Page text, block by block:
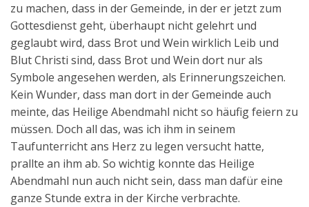
English
zu machen, dass in der Gemeinde, in der er jetzt zum
Gottesdienst geht, überhaupt nicht gelehrt und
geglaubt wird, dass Brot und Wein wirklich Leib und
Blut Christi sind, dass Brot und Wein dort nur als
Symbole angesehen werden, als Erinnerungszeichen.
Kein Wunder, dass man dort in der Gemeinde auch
meinte, das Heilige Abendmahl nicht so häufig feiern zu
müssen. Doch all das, was ich ihm in seinem
Taufunterricht ans Herz zu legen versucht hatte,
prallte an ihm ab. So wichtig konnte das Heilige
Abendmahl nun auch nicht sein, dass man dafür eine
ganze Stunde extra in der Kirche verbrachte.